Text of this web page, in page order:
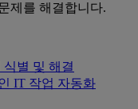
제를 해결합니다.
식별 및 해결
IT 작업 자동화